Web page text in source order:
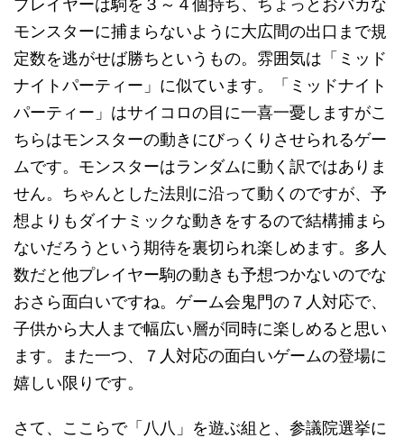
プレイヤーは駒を３～４個持ち、ちょっとおバカな
モンスターに捕まらないように大広間の出口まで規
定数を逃がせば勝ちというもの。雰囲気は「ミッド
ナイトパーティー」に似ています。「ミッドナイト
パーティー」はサイコロの目に一喜一憂しますがこ
ちらはモンスターの動きにびっくりさせられるゲー
ムです。モンスターはランダムに動く訳ではありま
せん。ちゃんとした法則に沿って動くのですが、予
想よりもダイナミックな動きをするので結構捕まら
ないだろうという期待を裏切られ楽しめます。多人
数だと他プレイヤー駒の動きも予想つかないのでな
おさら面白いですね。ゲーム会鬼門の７人対応で、
子供から大人まで幅広い層が同時に楽しめると思い
ます。また一つ、７人対応の面白いゲームの登場に
嬉しい限りです。
さて、ここらで「八八」を遊ぶ組と、参議院選挙に